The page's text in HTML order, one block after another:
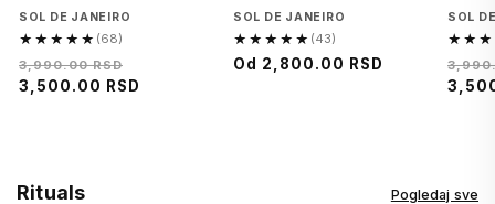
Brend
SOL DE JANEIRO
★★★★★ (68)
4.9
od
5,
Regularna
cena
3,990.00 RSD
na
3,500.00 RSD
Brend
SOL DE JANEIRO
★★★★★ (43)
4.9
od
Cena
Od 2,800.00 RSD
Brend
SOL
5.0
od
5,
cena
Rituals Pogledaj sve